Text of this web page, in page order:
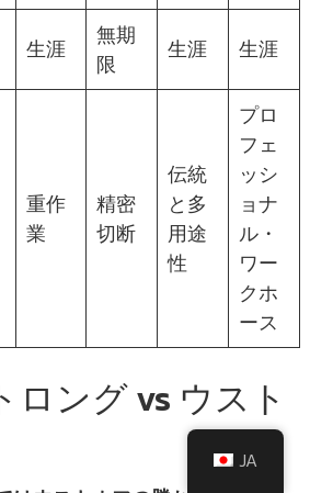
生涯
無期
限
生涯 生涯
重作
業
精密
切断
伝統
と多
用途
性
プロ
フェ
ッシ
ョナ
ル・
ワー
クホ
ース
ロング vs ウスト
JA